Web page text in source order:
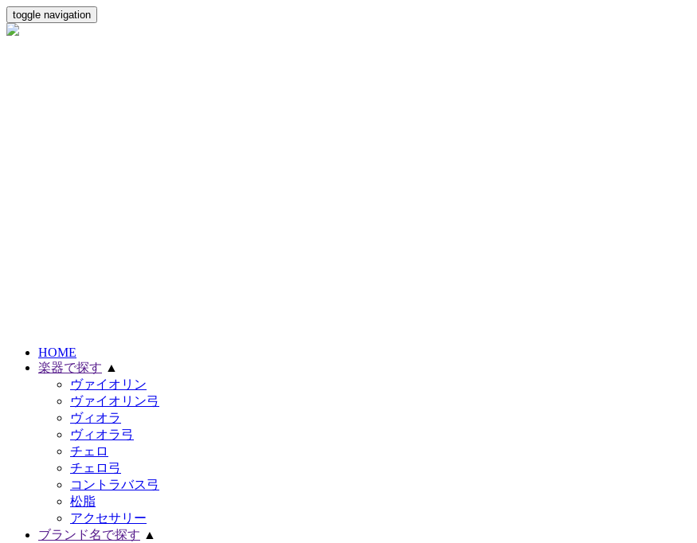
toggle navigation
HOME
楽器で探す ▲
ヴァイオリン
ヴァイオリン弓
ヴィオラ
ヴィオラ弓
チェロ
チェロ弓
コントラバス弓
松脂
アクセサリー
ブランド名で探す ▲